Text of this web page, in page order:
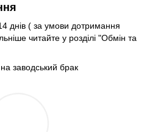
днів ( за умови дотримання
читайте у розділі "Обмін та
заводський брак